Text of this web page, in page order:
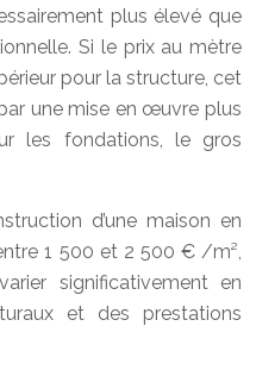
plus élevé que
Si le prix au mètre
pour la structure, cet
une mise en œuvre plus
les fondations, le gros
d’une maison en
1 500 et 2 500 € /m²,
significativement en
et des prestations